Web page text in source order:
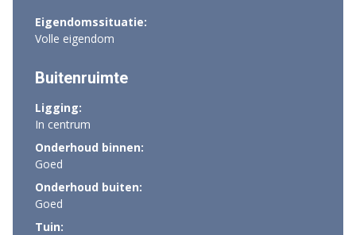
Eigendomssituatie:
Volle eigendom
Buitenruimte
Ligging:
In centrum
Onderhoud binnen:
Goed
Onderhoud buiten:
Goed
Tuin: